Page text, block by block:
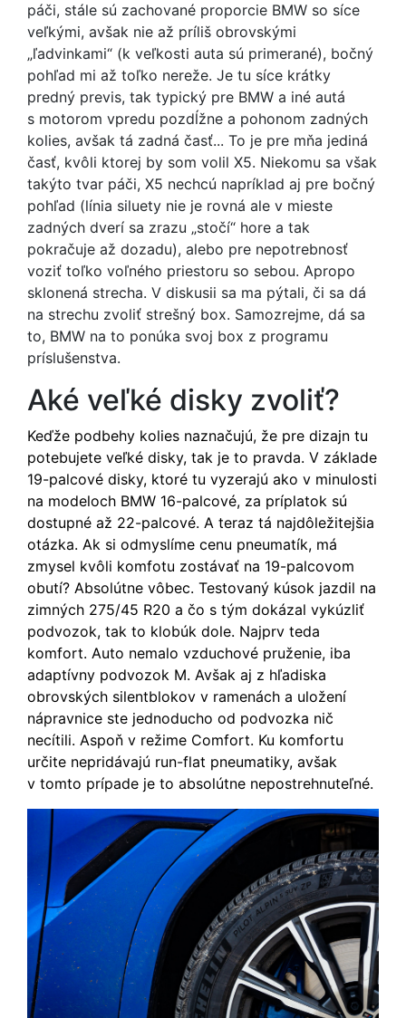
páči, stále sú zachované proporcie BMW so síce
veľkými, avšak nie až príliš obrovskými
„ľadvinkami“ (k veľkosti auta sú primerané), bočný
pohľad mi až toľko nereže. Je tu síce krátky
predný previs, tak typický pre BMW a iné autá
s motorom vpredu pozdĺžne a pohonom zadných
kolies, avšak tá zadná časť... To je pre mňa jediná
časť, kvôli ktorej by som volil X5. Niekomu sa však
takýto tvar páči, X5 nechcú napríklad aj pre bočný
pohľad (línia siluety nie je rovná ale v mieste
zadných dverí sa zrazu „stočí“ hore a tak
pokračuje až dozadu), alebo pre nepotrebnosť
voziť toľko voľného priestoru so sebou. Apropo
sklonená strecha. V diskusii sa ma pýtali, či sa dá
na strechu zvoliť strešný box. Samozrejme, dá sa
to, BMW na to ponúka svoj box z programu
príslušenstva.
Aké veľké disky zvoliť?
Keďže podbehy kolies naznačujú, že pre dizajn tu
potebujete veľké disky, tak je to pravda. V základe
19-palcové disky, ktoré tu vyzerajú ako v minulosti
na modeloch BMW 16-palcové, za príplatok sú
dostupné až 22-palcové. A teraz tá najdôležitejšia
otázka. Ak si odmyslíme cenu pneumatík, má
zmysel kvôli komfotu zostávať na 19-palcovom
obutí? Absolútne vôbec. Testovaný kúsok jazdil na
zimných 275/45 R20 a čo s tým dokázal vykúzliť
podvozok, tak to klobúk dole. Najprv teda
komfort. Auto nemalo vzduchové pruženie, iba
adaptívny podvozok M. Avšak aj z hľadiska
obrovských silentblokov v ramenách a uložení
nápravnice ste jednoducho od podvozka nič
necítili. Aspoň v režime Comfort. Ku komfortu
určite nepridávajú run-flat pneumatiky, avšak
v tomto prípade je to absolútne nepostrehnuteľné.